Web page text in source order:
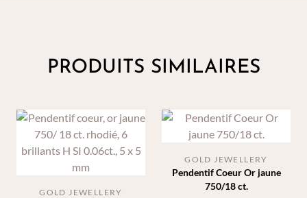
PRODUITS SIMILAIRES
GOLD JEWELLERY
Pendentif Coeur Or jaune
750/18 ct.
GOLD JEWELLERY